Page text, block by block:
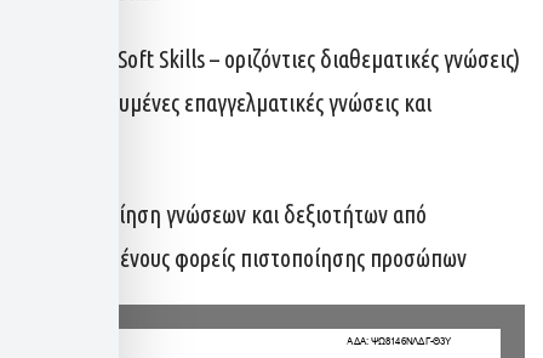
-180 ωρών Soft Skills – οριζόντιες διαθεματικές γνώσεις)
σε εξειδικευμένες επαγγελματικές γνώσεις και
iii) Πιστοποίηση γνώσεων και δεξιοτήτων από
διαπιστευμένους φορείς πιστοποίησης προσώπων